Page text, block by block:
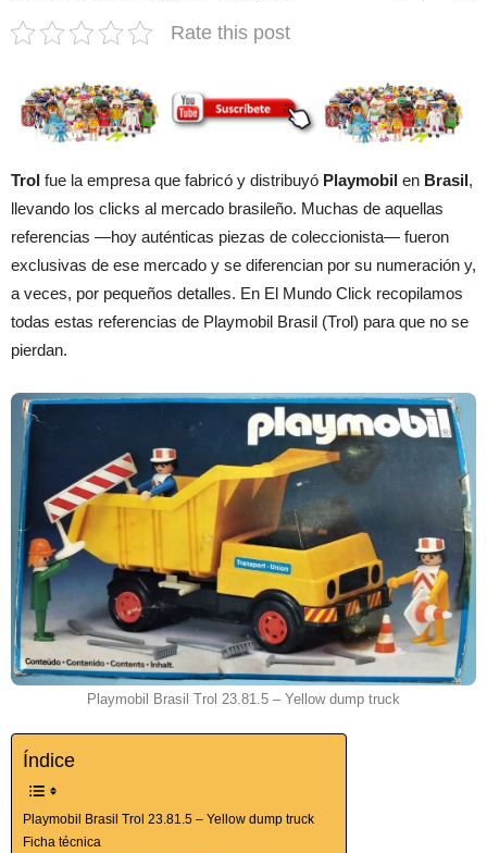
Rate this post
Trol fue la empresa que fabricó y distribuyó Playmobil en Brasil,
llevando los clicks al mercado brasileño. Muchas de aquellas
referencias —hoy auténticas piezas de coleccionista— fueron
exclusivas de ese mercado y se diferencian por su numeración y,
a veces, por pequeños detalles. En El Mundo Click recopilamos
todas estas referencias de Playmobil Brasil (Trol) para que no se
pierdan.
Playmobil Brasil Trol 23.81.5 – Yellow dump truck
Índice
Playmobil Brasil Trol 23.81.5 – Yellow dump truck
Ficha técnica